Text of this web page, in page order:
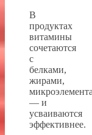
В
продуктах
витамины
сочетаются
с
белками,
жирами,
— и
усваиваются
эффективнее.